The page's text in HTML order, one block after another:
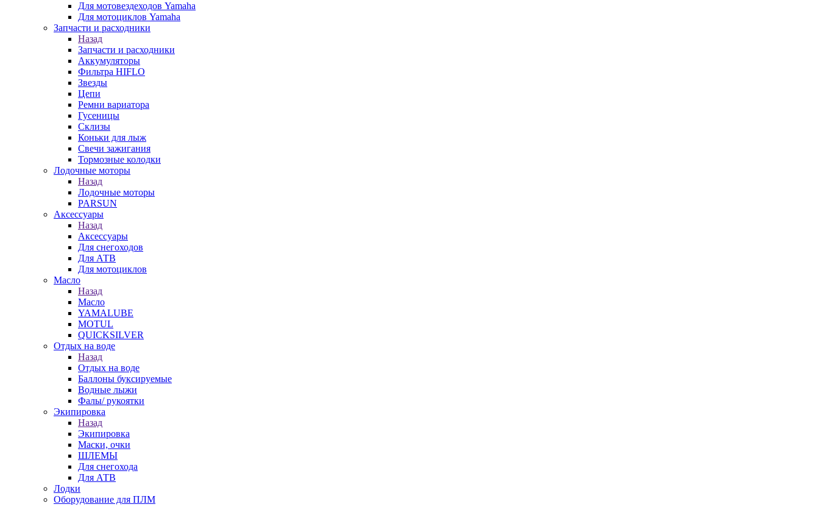
Для мотовездеходов Yamaha
Для мотоциклов Yamaha
Запчасти и расходники
Назад
Запчасти и расходники
Аккумуляторы
Фильтра HIFLO
Звезды
Цепи
Ремни вариатора
Гусеницы
Склизы
Коньки для лыж
Свечи зажигания
Тормозные колодки
Лодочные моторы
Назад
Лодочные моторы
PARSUN
Аксессуары
Назад
Аксессуары
Для снегоходов
Для АТВ
Для мотоциклов
Масло
Назад
Масло
YAMALUBE
MOTUL
QUICKSILVER
Отдых на воде
Назад
Отдых на воде
Баллоны буксируемые
Водные лыжи
Фалы/ рукоятки
Экипировка
Назад
Экипировка
Маски, очки
ШЛЕМЫ
Для снегохода
Для АТВ
Лодки
Оборудование для ПЛМ